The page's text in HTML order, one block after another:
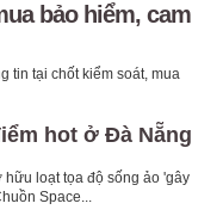
bảo hiểm, cam
tin tại chốt kiểm soát, mua
hot ở Đà Nẵng
loạt tọa độ sống ảo 'gây
Space...